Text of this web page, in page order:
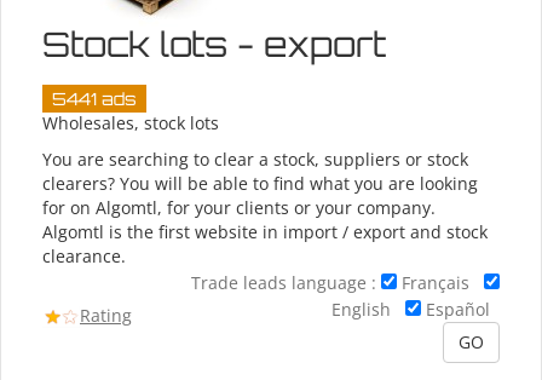
Stock lots - export
5441 ads
Wholesales, stock lots
You are searching to clear a stock, suppliers or stock
clearers? You will be able to find what you are looking
for on Algomtl, for your clients or your company.
Algomtl is the first website in import / export and stock
clearance.
Rating
Trade leads language :
Français
English
Español